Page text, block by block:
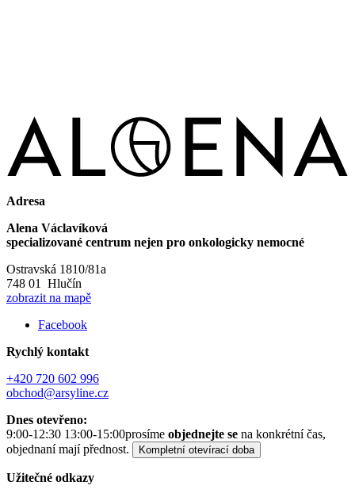
Adresa
Alena Václavíková
specializované centrum nejen pro onkologicky nemocné
Ostravská 1810/81a
748 01 Hlučín
zobrazit na mapě
Facebook
Rychlý kontakt
+420 720 602 996
obchod@arsyline.cz
Dnes otevřeno:
9:00-12:30 13:00-15:00prosíme objednejte se na konkrétní čas,
objednaní mají přednost.
Kompletní otevírací doba
Užitečné odkazy